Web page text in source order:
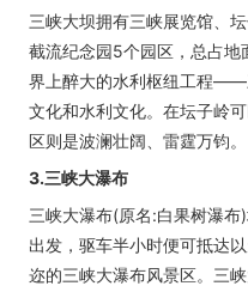
三峡大坝拥有三峡展览馆、
截流纪念园5个园区，总占
界上醉大的水利枢纽工程——
文化和水利文化。在坛子岭
区则是波澜壮阔、雷霆万钧。
3.三峡大瀑布
三峡大瀑布(原名:白果树瀑
出发，驱车半小时便可抵达
迩的三峡大瀑布风景区。三